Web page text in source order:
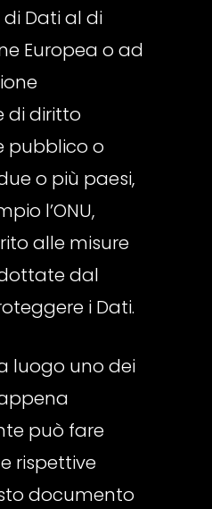
Dati al di
Europea o ad
di diritto
pubblico o
o più paesi,
l’ONU,
alle misure
dal
i Dati.
luogo uno dei
può fare
rispettive
documento